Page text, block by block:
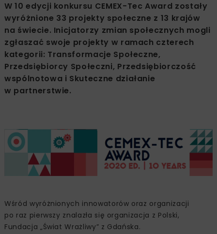
W 10 edycji konkursu CEMEX-Tec Award zostały
wyróżnione 33 projekty społeczne z 13 krajów
na świecie. Inicjatorzy zmian społecznych mogli
zgłaszać swoje projekty w ramach czterech
kategorii: Transformacje Społeczne,
Przedsiębiorcy Społeczni, Przedsiębiorczość
wspólnotowa i Skuteczne działanie
w partnerstwie.
Wśród wyróżnionych innowatorów oraz organizacji
po raz pierwszy znalazła się organizacja z Polski,
Fundacja „Świat Wrażliwy” z Gdańska.